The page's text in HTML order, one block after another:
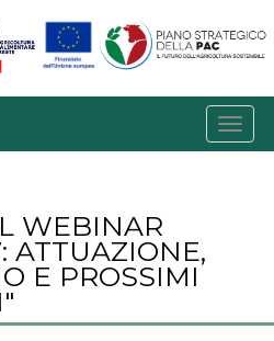
WEBINAR
ATTUAZIONE,
E PROSSIMI